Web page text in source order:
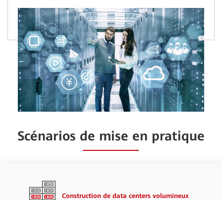
Scénarios de mise en pratique
Construction de data centers volumineux